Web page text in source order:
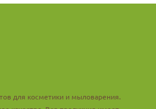
для косметики и мыловарения.